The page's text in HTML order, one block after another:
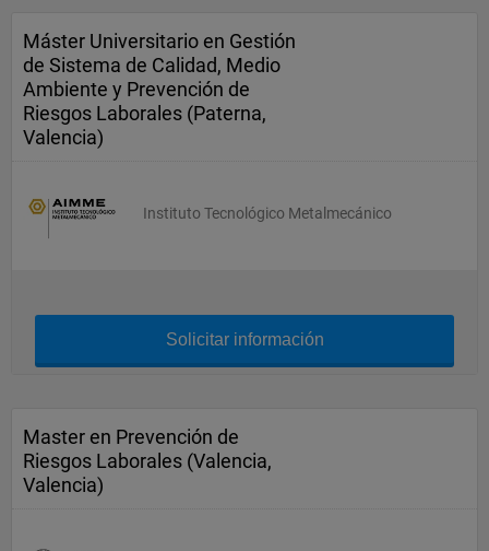
Máster Universitario en Gestión
de Sistema de Calidad, Medio
Ambiente y Prevención de
Riesgos Laborales (Paterna,
Valencia)
Instituto Tecnológico Metalmecánico
Solicitar información
Master en Prevención de
Riesgos Laborales (Valencia,
Valencia)